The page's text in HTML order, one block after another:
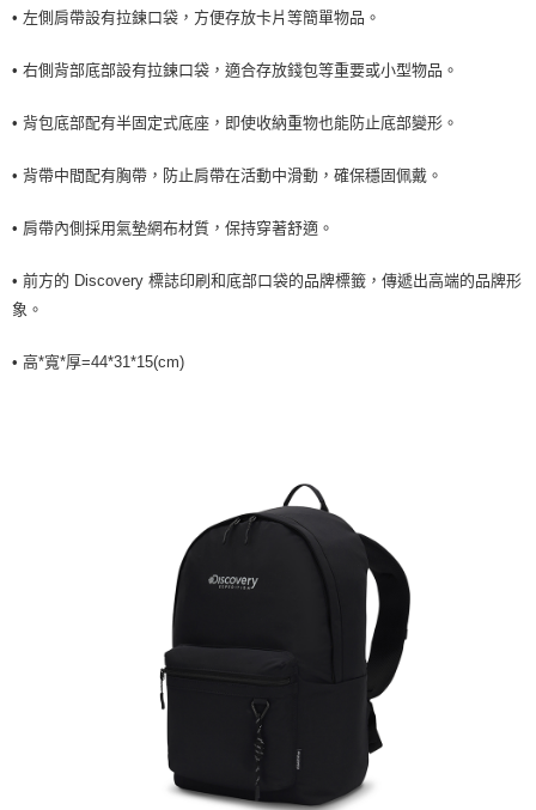
• 左側肩帶設有拉鍊口袋，方便存放卡片等簡單物品。
• 右側背部底部設有拉鍊口袋，適合存放錢包等重要或小型物品。
• 背包底部配有半固定式底座，即使收納重物也能防止底部變形。
• 背帶中間配有胸帶，防止肩帶在活動中滑動，確保穩固佩戴。
• 肩帶內側採用氣墊網布材質，保持穿著舒適。
• 前方的 Discovery 標誌印刷和底部口袋的品牌標籤，傳遞出高端的品牌形
象。
• 高*寬*厚=44*31*15(cm)